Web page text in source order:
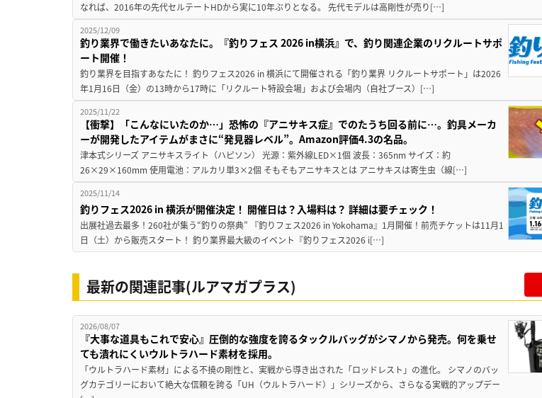
なれば、2016年の先代セルテートHDから実に10年ぶりとなる。 先代モデルは高剛性が売り[…]
2025/12/09
釣り業界で働きたいあなたに。『釣りフェス 2026 in横浜』で、釣り関連企業のリクルートサポ
ート開催！
釣り業界を目指すあなたに！ 釣りフェス2026 in 横浜にて開催される「釣り業界 リクルートサポート」は2026
年1月16日（金）の13時から17時に「リクルート特設会場」および会場内（自社ブース）[…]
2025/11/22
【衝撃】「こんなにいたのか…」恐怖の『アニサキス症』でのたうち回る前に…。釣具メーカ
ーが開発したアイテムがまさに“発見器レベル”。Amazon評価4.3の名品。
津本式シリーズ アニサキスライト（ハピソン） 光源：紫外線LED×1個 波長：365nm サイズ：約
26×29×160mm 使用電池：アルカリ単3×2個 そもそもアニサキスとは アニサキスは寄生虫（線[…]
2025/11/14
釣りフェス2026 in 横浜が開催決定！ 開催日は？入場料は？ 詳細は要チェック！
出展社過去最多！260社が集う“釣りの祭典” 『釣りフェス2026 in Yokohama』1月開催！前売チケットは11月1
日（土）から販売スタート！ 釣り業界最大級のイベント『釣りフェス2026 i[…]
最新の関連記事(ルアマガプラス)
2026/08/07
『大事な道具もこれで安心』圧倒的な強度を誇るタックルバッグがシマノから発売。何を乗せ
ても潰れにくいウルトラハード素材を採用。
「ウルトラハード素材」による不撓の剛性と、実戦から導き出された「ロッドレスト」の進化。 シマノのバッ
グカテゴリーにおいて絶大な信頼を誇る「UH（ウルトラハード）」シリーズから、さらなる実戦的アップデー